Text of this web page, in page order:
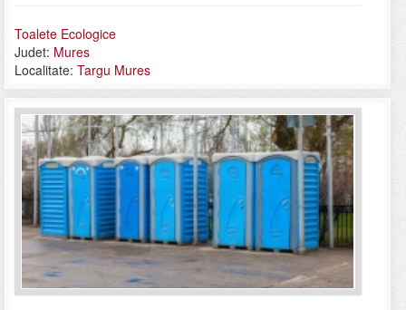
Toalete Ecologice
Judet: Mures
Localitate: Targu Mures